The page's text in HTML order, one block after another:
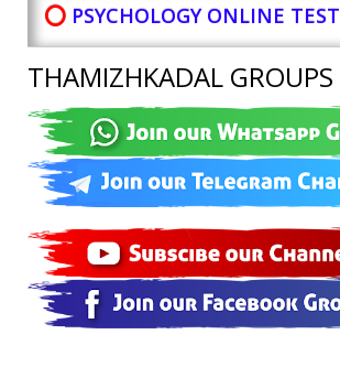
⭕ PSYCHOLOGY ONLINE TEST
THAMIZHKADAL GROUPS